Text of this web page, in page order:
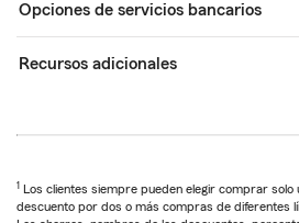
Opciones de servicios bancarios
Recursos adicionales
1 Los clientes siempre pueden elegir comprar solo
descuento por dos o más compras de diferentes